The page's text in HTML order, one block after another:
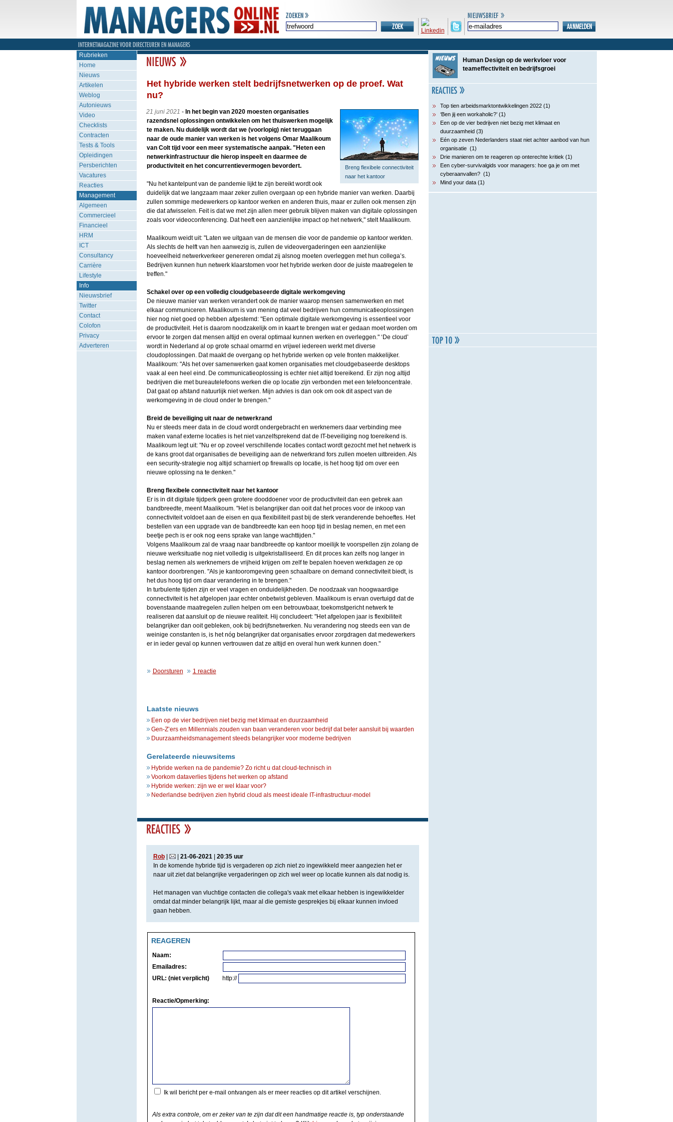
Rubrieken
Home
Nieuws
Artikelen
Weblog
Autonieuws
Video
Checklists
Contracten
Tests & Tools
Opleidingen
Persberichten
Vacatures
Reacties
Management
Algemeen
Commercieel
Financieel
HRM
ICT
Consultancy
Carrière
Lifestyle
Info
Nieuwsbrief
Twitter
Contact
Colofon
Privacy
Adverteren
Het hybride werken stelt bedrijfsnetwerken op de proef. Wat
nu?
Breng flexibele connectiviteit
naar het kantoor
21 juni 2021 - In het begin van 2020 moesten organisaties
razendsnel oplossingen ontwikkelen om het thuiswerken mogelijk
te maken. Nu duidelijk wordt dat we (voorlopig) niet teruggaan
naar de oude manier van werken is het volgens Omar Maalikoum
van Colt tijd voor een meer systematische aanpak. "Heten een
netwerkinfrastructuur die hierop inspeelt en daarmee de
productiviteit en het concurrentievermogen bevordert.
"Nu het kantelpunt van de pandemie lijkt te zijn bereikt wordt ook
duidelijk dat we langzaam maar zeker zullen overgaan op een hybride manier van werken. Daarbij
zullen sommige medewerkers op kantoor werken en anderen thuis, maar er zullen ook mensen zijn
die dat afwisselen. Feit is dat we met zijn allen meer gebruik blijven maken van digitale oplossingen
zoals voor videoconferencing. Dat heeft een aanzienlijke impact op het netwerk," stelt Maalikoum.
Maalikoum weidt uit: "Laten we uitgaan van de mensen die voor de pandemie op kantoor werkten.
Als slechts de helft van hen aanwezig is, zullen de videovergaderingen een aanzienlijke
hoeveelheid netwerkverkeer genereren omdat zij alsnog moeten overleggen met hun collega’s.
Bedrijven kunnen hun netwerk klaarstomen voor het hybride werken door de juiste maatregelen te
treffen."
Schakel over op een volledig cloudgebaseerde digitale werkomgeving
De nieuwe manier van werken verandert ook de manier waarop mensen samenwerken en met
elkaar communiceren. Maalikoum is van mening dat veel bedrijven hun communicatieoplossingen
hier nog niet goed op hebben afgestemd: "Een optimale digitale werkomgeving is essentieel voor
de productiviteit. Het is daarom noodzakelijk om in kaart te brengen wat er gedaan moet worden om
ervoor te zorgen dat mensen altijd en overal optimaal kunnen werken en overleggen." ‘De cloud’
wordt in Nederland al op grote schaal omarmd en vrijwel iedereen werkt met diverse
cloudoplossingen. Dat maakt de overgang op het hybride werken op vele fronten makkelijker.
Maalikoum: "Als het over samenwerken gaat komen organisaties met cloudgebaseerde desktops
vaak al een heel eind. De communicatieoplossing is echter niet altijd toereikend. Er zijn nog altijd
bedrijven die met bureautelefoons werken die op locatie zijn verbonden met een telefooncentrale.
Dat gaat op afstand natuurlijk niet werken. Mijn advies is dan ook om ook dit aspect van de
werkomgeving in de cloud onder te brengen."
Breid de beveiliging uit naar de netwerkrand
Nu er steeds meer data in de cloud wordt ondergebracht en werknemers daar verbinding mee
maken vanaf externe locaties is het niet vanzelfsprekend dat de IT-beveiliging nog toereikend is.
Maalikoum legt uit: "Nu er op zoveel verschillende locaties contact wordt gezocht met het netwerk is
de kans groot dat organisaties de beveiliging aan de netwerkrand fors zullen moeten uitbreiden. Als
een security-strategie nog altijd scharniert op firewalls op locatie, is het hoog tijd om over een
nieuwe oplossing na te denken."
Breng flexibele connectiviteit naar het kantoor
Er is in dit digitale tijdperk geen grotere dooddoener voor de productiviteit dan een gebrek aan
bandbreedte, meent Maalikoum. "Het is belangrijker dan ooit dat het proces voor de inkoop van
connectiviteit voldoet aan de eisen en qua flexibiliteit past bij de sterk veranderende behoeftes. Het
bestellen van een upgrade van de bandbreedte kan een hoop tijd in beslag nemen, en met een
beetje pech is er ook nog eens sprake van lange wachttijden."
Volgens Maalikoum zal de vraag naar bandbreedte op kantoor moeilijk te voorspellen zijn zolang de
nieuwe werksituatie nog niet volledig is uitgekristalliseerd. En dit proces kan zelfs nog langer in
beslag nemen als werknemers de vrijheid krijgen om zelf te bepalen hoeven werkdagen ze op
kantoor doorbrengen. "Als je kantooromgeving geen schaalbare on demand connectiviteit biedt, is
het dus hoog tijd om daar verandering in te brengen."
In turbulente tijden zijn er veel vragen en onduidelijkheden. De noodzaak van hoogwaardige
connectiviteit is het afgelopen jaar echter onbetwist gebleven. Maalikoum is ervan overtuigd dat de
bovenstaande maatregelen zullen helpen om een betrouwbaar, toekomstgericht netwerk te
realiseren dat aansluit op de nieuwe realiteit. Hij concludeert: "Het afgelopen jaar is flexibiliteit
belangrijker dan ooit gebleken, ook bij bedrijfsnetwerken. Nu verandering nog steeds een van de
weinige constanten is, is het nóg belangrijker dat organisaties ervoor zorgdragen dat medewerkers
er in ieder geval op kunnen vertrouwen dat ze altijd en overal hun werk kunnen doen."
Doorsturen 1 reactie
Laatste nieuws
Een op de vier bedrijven niet bezig met klimaat en duurzaamheid
Gen-Z’ers en Millennials zouden van baan veranderen voor bedrijf dat beter aansluit bij waarden
Duurzaamheidsmanagement steeds belangrijker voor moderne bedrijven
Gerelateerde nieuwsitems
Hybride werken na de pandemie? Zo richt u dat cloud-technisch in
Voorkom dataverlies tijdens het werken op afstand
Hybride werken: zijn we er wel klaar voor?
Nederlandse bedrijven zien hybrid cloud als meest ideale IT-infrastructuur-model
Rob| | 21-06-2021| 20:35 uur
In de komende hybride tijd is vergaderen op zich niet zo ingewikkeld meer aangezien het er
naar uit ziet dat belangrijke vergaderingen op zich wel weer op locatie kunnen als dat nodig is.
Het managen van vluchtige contacten die collega's vaak met elkaar hebben is ingewikkelder
omdat dat minder belangrijk lijkt, maar al die gemiste gesprekjes bij elkaar kunnen invloed
gaan hebben.
REAGEREN
Naam:
Emailadres:
URL: (niet verplicht)
http://
Reactie/Opmerking:
Ik wil bericht per e-mail ontvangen als er meer reacties op dit artikel verschijnen.
Als extra controle, om er zeker van te zijn dat dit een handmatige reactie is, typ onderstaande
Human Design op de werkvloer voor
teameffectiviteit en bedrijfsgroei
Top tien arbeidsmarktontwikkelingen 2022 (1)
‘Ben jij een workaholic?’ (1)
Een op de vier bedrijven niet bezig met klimaat en
duurzaamheid (3)
Eén op zeven Nederlanders staat niet achter aanbod van hun
organisatie (1)
Drie manieren om te reageren op onterechte kritiek (1)
Een cyber-survivalgids voor managers: hoe ga je om met
cyberaanvallen? (1)
Mind your data (1)